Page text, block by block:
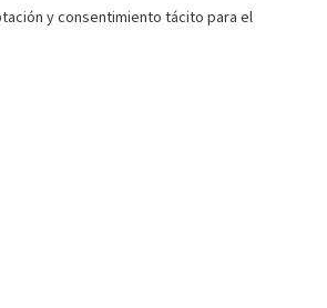
y consentimiento tácito para el